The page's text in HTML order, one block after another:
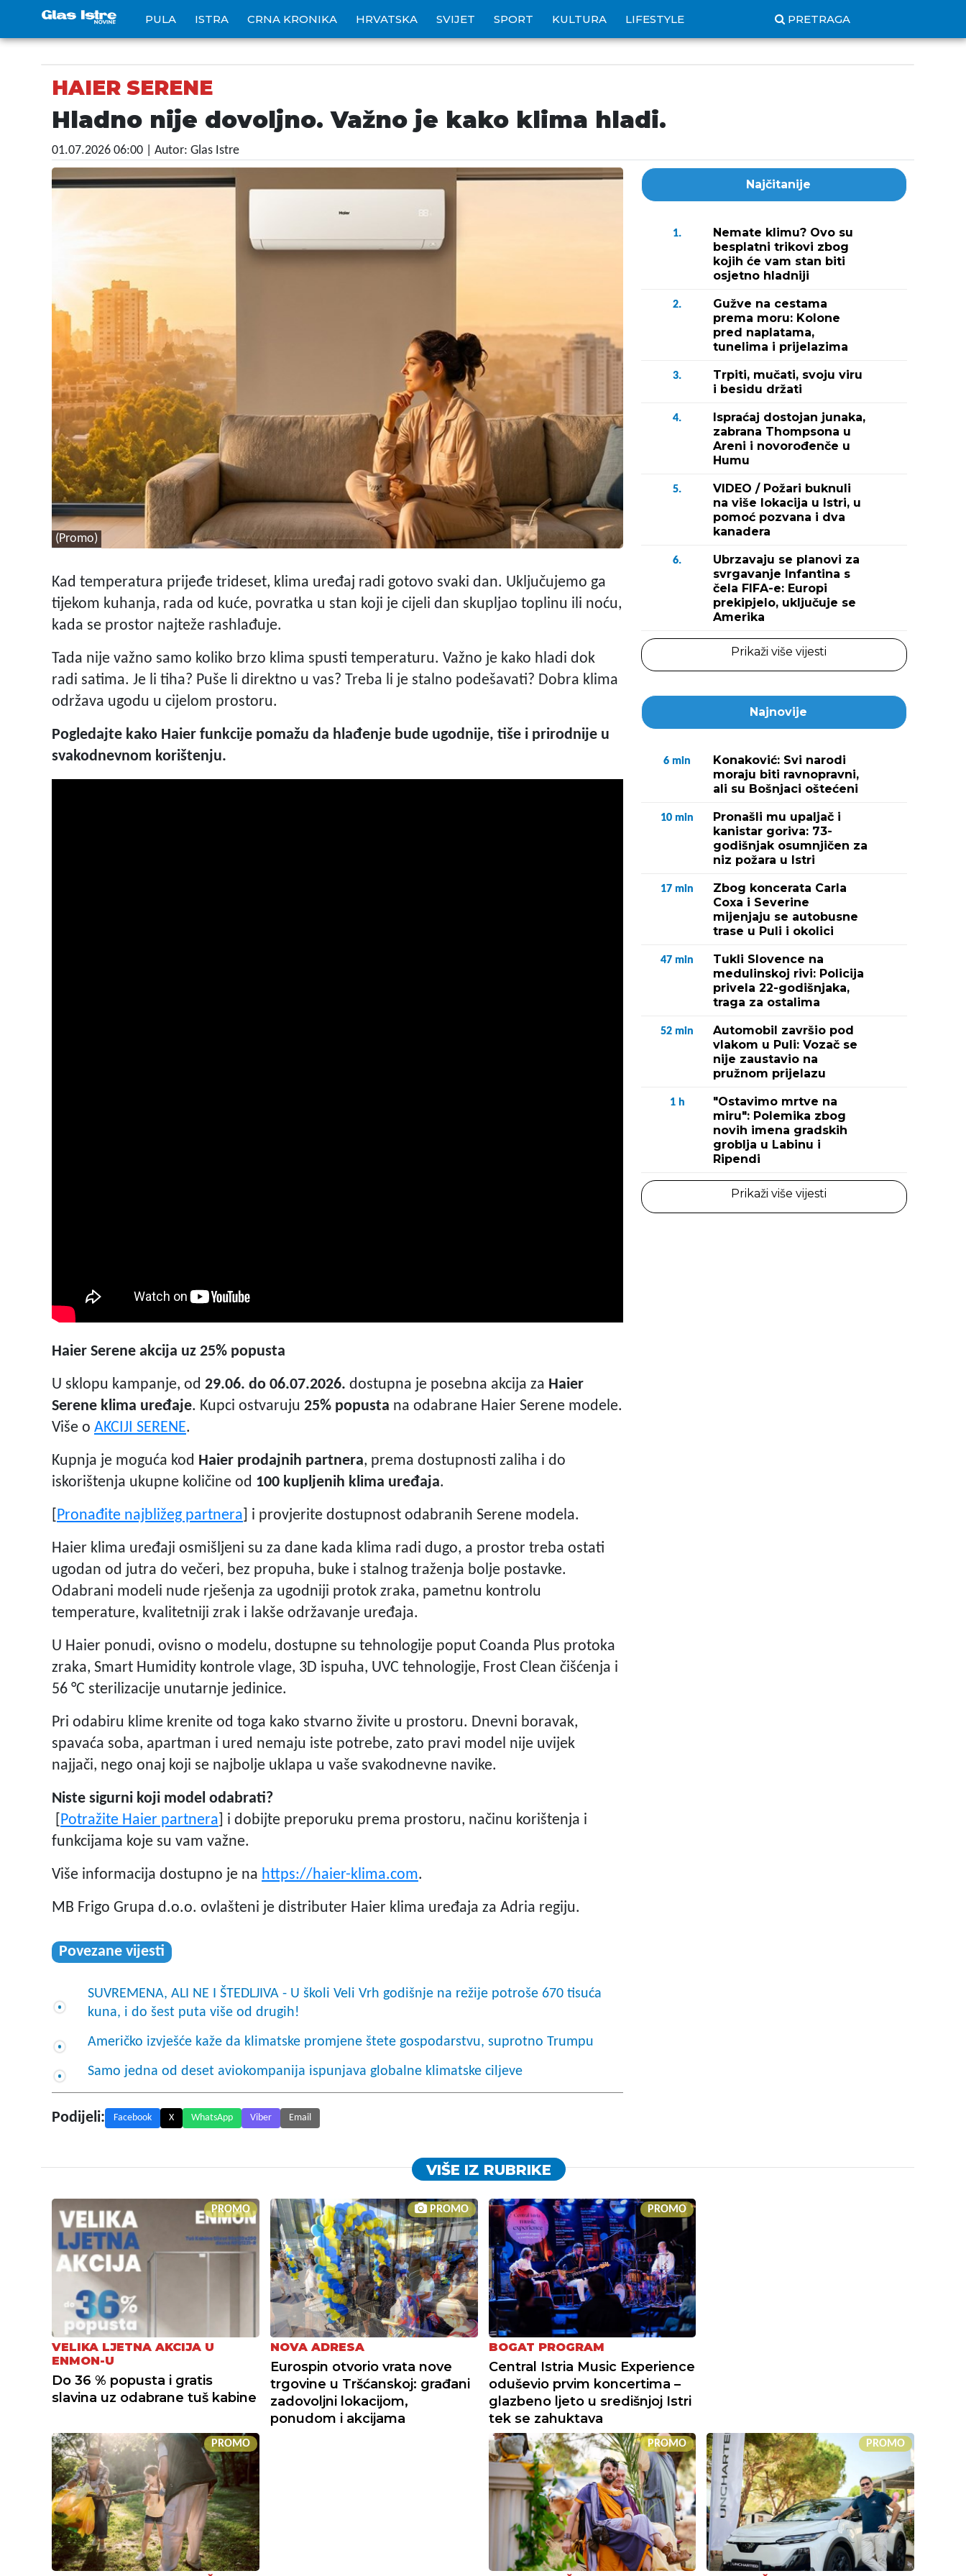
PULA ISTRA CRNA KRONIKA HRVATSKA SVIJET SPORT KULTURA LIFESTYLE PRETRAGA
HAIER SERENE
Hladno nije dovoljno. Važno je kako klima hladi.
01.07.2026 06:00 | Autor: Glas Istre
(Promo)
Kad temperatura prijeđe trideset, klima uređaj radi gotovo svaki dan. Uključujemo ga
tijekom kuhanja, rada od kuće, povratka u stan koji je cijeli dan skupljao toplinu ili noću,
kada se prostor najteže rashlađuje.
Tada nije važno samo koliko brzo klima spusti temperaturu. Važno je kako hladi dok
radi satima. Je li tiha? Puše li direktno u vas? Treba li je stalno podešavati? Dobra klima
održava ugodu u cijelom prostoru.
Pogledajte kako Haier funkcije pomažu da hlađenje bude ugodnije, tiše i prirodnije u
svakodnevnom korištenju.
Haier Serene akcija uz 25% popusta
U sklopu kampanje, od 29.06. do 06.07.2026. dostupna je posebna akcija za Haier
Serene klima uređaje. Kupci ostvaruju 25% popusta na odabrane Haier Serene modele.
Više o AKCIJI SERENE.
Kupnja je moguća kod Haier prodajnih partnera, prema dostupnosti zaliha i do
iskorištenja ukupne količine od 100 kupljenih klima uređaja.
Pronađite najbližeg partnera ] i provjerite dostupnost odabranih Serene modela.
Haier klima uređaji osmišljeni su za dane kada klima radi dugo, a prostor treba ostati
ugodan od jutra do večeri, bez propuha, buke i stalnog traženja bolje postavke.
Odabrani modeli nude rješenja za ugodniji protok zraka, pametnu kontrolu
temperature, kvalitetniji zrak i lakše održavanje uređaja.
U Haier ponudi, ovisno o modelu, dostupne su tehnologije poput Coanda Plus protoka
zraka, Smart Humidity kontrole vlage, 3D ispuha, UVC tehnologije, Frost Clean čišćenja i
56 °C sterilizacije unutarnje jedinice.
Pri odabiru klime krenite od toga kako stvarno živite u prostoru. Dnevni boravak,
spavaća soba, apartman i ured nemaju iste potrebe, zato pravi model nije uvijek
najjači, nego onaj koji se najbolje uklapa u vaše svakodnevne navike.
Niste sigurni koji model odabrati?
Potražite Haier partnera ] i dobijte preporuku prema prostoru, načinu korištenja i
funkcijama koje su vam važne.
Više informacija dostupno je na https://haier-klima.com.
MB Frigo Grupa d.o.o. ovlašteni je distributer Haier klima uređaja za Adria regiju.
Povezane vijesti
SUVREMENA, ALI NE I ŠTEDLJIVA - U školi Veli Vrh godišnje na režije potroše 670 tisuća
kuna, i do šest puta više od drugih!
Američko izvješće kaže da klimatske promjene štete gospodarstvu, suprotno Trumpu
Samo jedna od deset aviokompanija ispunjava globalne klimatske ciljeve
Podijeli: Facebook X WhatsApp Viber Email
Najčitanije
1.
Nemate klimu? Ovo su
besplatni trikovi zbog
kojih će vam stan biti
osjetno hladniji
2.
Gužve na cestama
prema moru: Kolone
pred naplatama,
tunelima i prijelazima
3.
Trpiti, mučati, svoju viru
i besidu držati
4.
Ispraćaj dostojan junaka,
zabrana Thompsona u
Areni i novorođenče u
Humu
5.
VIDEO / Požari buknuli
na više lokacija u Istri, u
pomoć pozvana i dva
kanadera
6.
Ubrzavaju se planovi za
svrgavanje Infantina s
čela FIFA-e: Europi
prekipjelo, uključuje se
Amerika
Prikaži više vijesti
Najnovije
6 min
Konaković: Svi narodi
moraju biti ravnopravni,
ali su Bošnjaci oštećeni
10 min
Pronašli mu upaljač i
kanistar goriva: 73-
godišnjak osumnjičen za
niz požara u Istri
17 min
Zbog koncerata Carla
Coxa i Severine
mijenjaju se autobusne
trase u Puli i okolici
47 min
Tukli Slovence na
medulinskoj rivi: Policija
privela 22-godišnjaka,
traga za ostalima
52 min
Automobil završio pod
vlakom u Puli: Vozač se
nije zaustavio na
pružnom prijelazu
1 h
"Ostavimo mrtve na
miru": Polemika zbog
novih imena gradskih
groblja u Labinu i
Ripendi
Prikaži više vijesti
VIŠE IZ RUBRIKE
PROMO
VELIKA LJETNA AKCIJA U
ENMON-U
Do 36 % popusta i gratis
slavina uz odabrane tuš kabine
PROMO
NOVA ADRESA
Eurospin otvorio vrata nove
trgovine u Tršćanskoj: građani
zadovoljni lokacijom,
ponudom i akcijama
PROMO
BOGAT PROGRAM
Central Istria Music Experience
oduševio prvim koncertima –
glazbeno ljeto u središnjoj Istri
tek se zahuktava
PROMO PROMO PROMO